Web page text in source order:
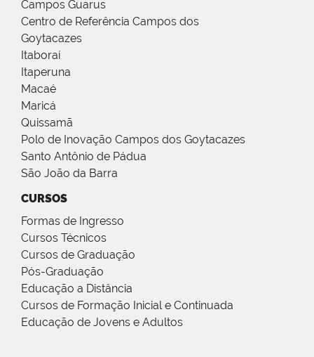
Campos Guarus
Centro de Referência Campos dos
Goytacazes
Itaboraí
Itaperuna
Macaé
Maricá
Quissamã
Polo de Inovação Campos dos Goytacazes
Santo Antônio de Pádua
São João da Barra
CURSOS
Formas de Ingresso
Cursos Técnicos
Cursos de Graduação
Pós-Graduação
Educação a Distância
Cursos de Formação Inicial e Continuada
Educação de Jovens e Adultos